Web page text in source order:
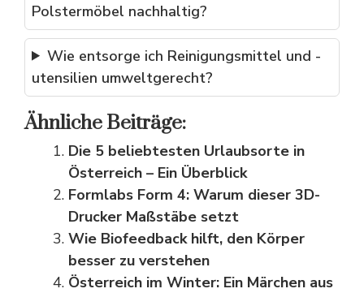
Polstermöbel nachhaltig?
Wie entsorge ich Reinigungsmittel und -
utensilien umweltgerecht?
Ähnliche Beiträge:
Die 5 beliebtesten Urlaubsorte in
Österreich – Ein Überblick
Formlabs Form 4: Warum dieser 3D-
Drucker Maßstäbe setzt
Wie Biofeedback hilft, den Körper
besser zu verstehen
Österreich im Winter: Ein Märchen aus